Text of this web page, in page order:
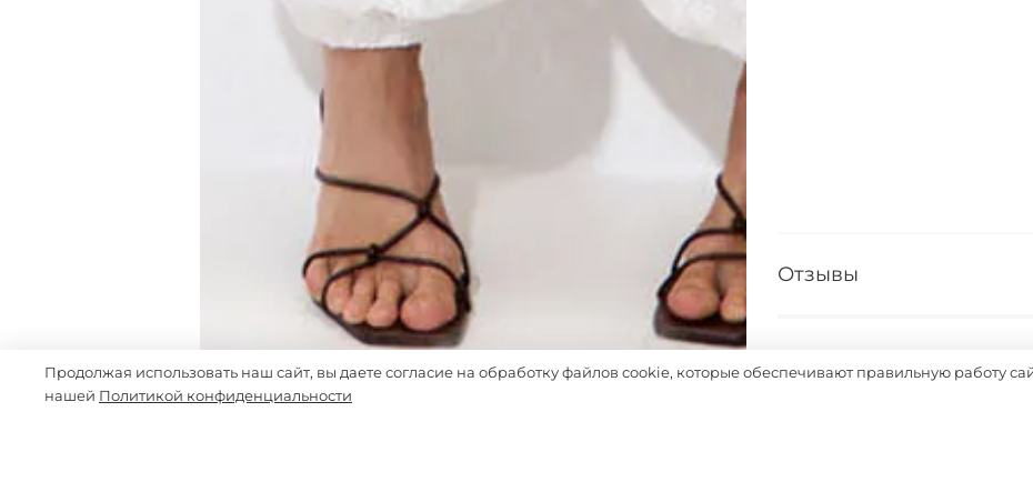
Отзывы
Продолжая использовать наш сайт, вы даете согласие на обработку файлов cookie, которые обеспечивают правильную работу
нашей Политикой конфиденциальности